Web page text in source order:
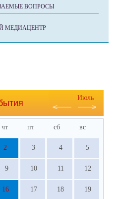
ВОПРОСЫ
МЕДИАЦЕНТР
Июль
чт пт сб вс
2 3 4 5
9 10 11 12
16 17 18 19